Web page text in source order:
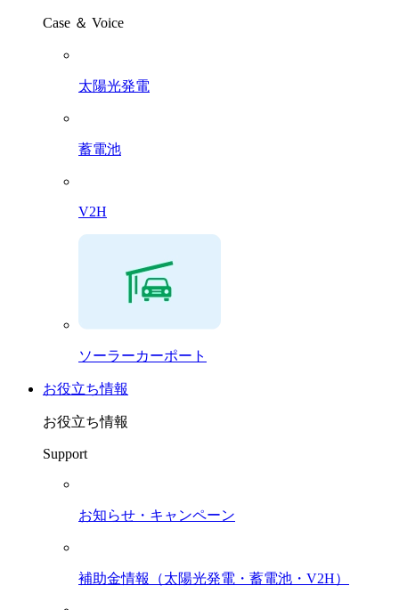
Case ＆ Voice
太陽光発電
蓄電池
V2H
ソーラーカーポート
お役立ち情報
お役立ち情報
Support
お知らせ・キャンペーン
補助金情報（太陽光発電・蓄電池・V2H）